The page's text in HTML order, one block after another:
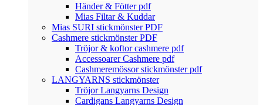
Händer & Fötter pdf
Mias Filtar & Kuddar
Mias SURI stickmönster PDF
Cashmere stickmönster PDF
Tröjor & koftor cashmere pdf
Accessoarer Cashmere pdf
Cashmeremössor stickmönster pdf
LANGYARNS stickmönster
Tröjor Langyarns Design
Cardigans Langyarns Design